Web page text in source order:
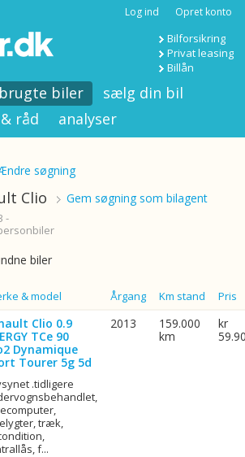
Log ind Opret konto
Bilforsikring
Privat leasing
Billån
brugte biler
sælg din bil
råd analyser
søgning
Clio Gem søgning som bilagent
-
biler
& model Årgang Km stand Pris
Clio 0.9
TCe 90
Dynamique
Tourer 5g 5d
.tidligere
træk,
f...
2013
159.000
km
kr